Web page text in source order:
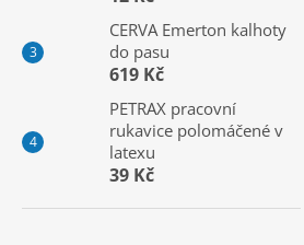
CERVA Emerton kalhoty
do pasu
619 Kč
PETRAX pracovní
rukavice polomáčené v
latexu
39 Kč